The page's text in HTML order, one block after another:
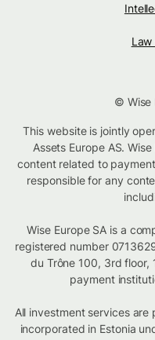
© Wise
This website is jointly
Assets Europe AS.
content related to
responsible for any
Wise Europe SA is a
registered number
du Trône 100, 3rd floor,
payment
All investment services are
incorporated in Estonia